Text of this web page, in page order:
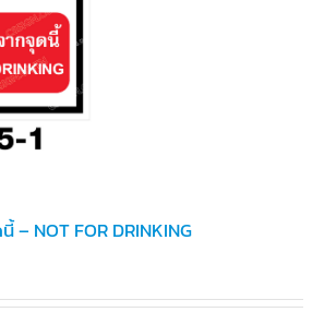
– NOT FOR DRINKING